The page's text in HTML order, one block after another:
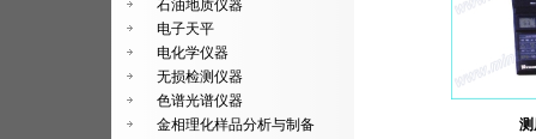
石油地质仪器
电子天平
电化学仪器
无损检测仪器
色谱光谱仪器
金相理化样品分析与制备